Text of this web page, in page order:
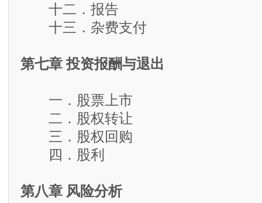
十二．报告
十三．杂费支付
第七章 投资报酬与退出
一．股票上市
二．股权转让
三．股权回购
四．股利
第八章 风险分析